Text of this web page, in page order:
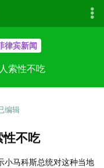
律宾新闻
索性不吃
编辑
不吃
小马科斯总统对这种当地